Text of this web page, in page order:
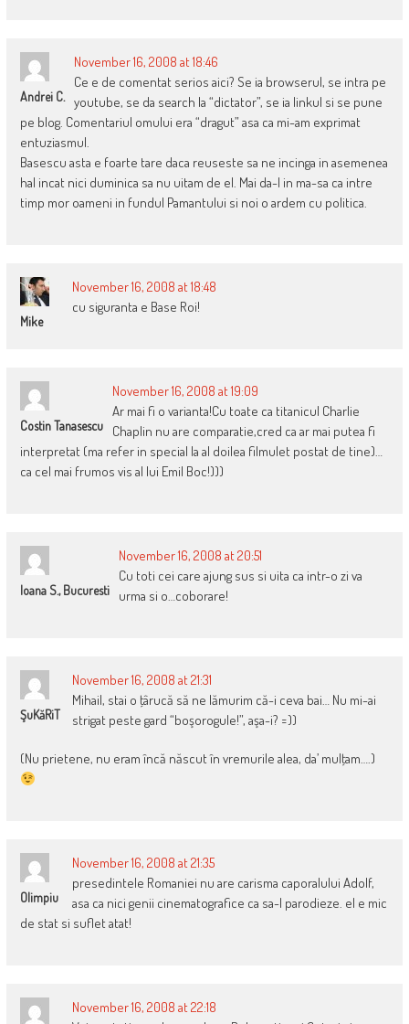
Andrei C.
November 16, 2008 at 18:46
Ce e de comentat serios aici? Se ia browserul, se intra pe
youtube, se da search la “dictator”, se ia linkul si se pune
pe blog. Comentariul omului era “dragut” asa ca mi-am exprimat
entuziasmul.
Basescu asta e foarte tare daca reuseste sa ne incinga in asemenea
hal incat nici duminica sa nu uitam de el. Mai da-l in ma-sa ca intre
timp mor oameni in fundul Pamantului si noi o ardem cu politica.
Mike
November 16, 2008 at 18:48
cu siguranta e Base Roi!
Costin Tanasescu
November 16, 2008 at 19:09
Ar mai fi o varianta!Cu toate ca titanicul Charlie
Chaplin nu are comparatie,cred ca ar mai putea fi
interpretat (ma refer in special la al doilea filmulet postat de tine)…
ca cel mai frumos vis al lui Emil Boc!)))
Ioana S., Bucuresti
November 16, 2008 at 20:51
Cu toti cei care ajung sus si uita ca intr-o zi va
urma si o…coborare!
ŞuKăRiT
November 16, 2008 at 21:31
Mihail, stai o ţârucă să ne lămurim că-i ceva bai… Nu mi-ai
strigat peste gard “boşorogule!”, aşa-i? =))
(Nu prietene, nu eram încă născut în vremurile alea, da’ mulţam….)
Olimpiu
November 16, 2008 at 21:35
presedintele Romaniei nu are carisma caporalului Adolf,
asa ca nici genii cinematografice ca sa-l parodieze. el e mic
de stat si suflet atat!
November 16, 2008 at 22:18